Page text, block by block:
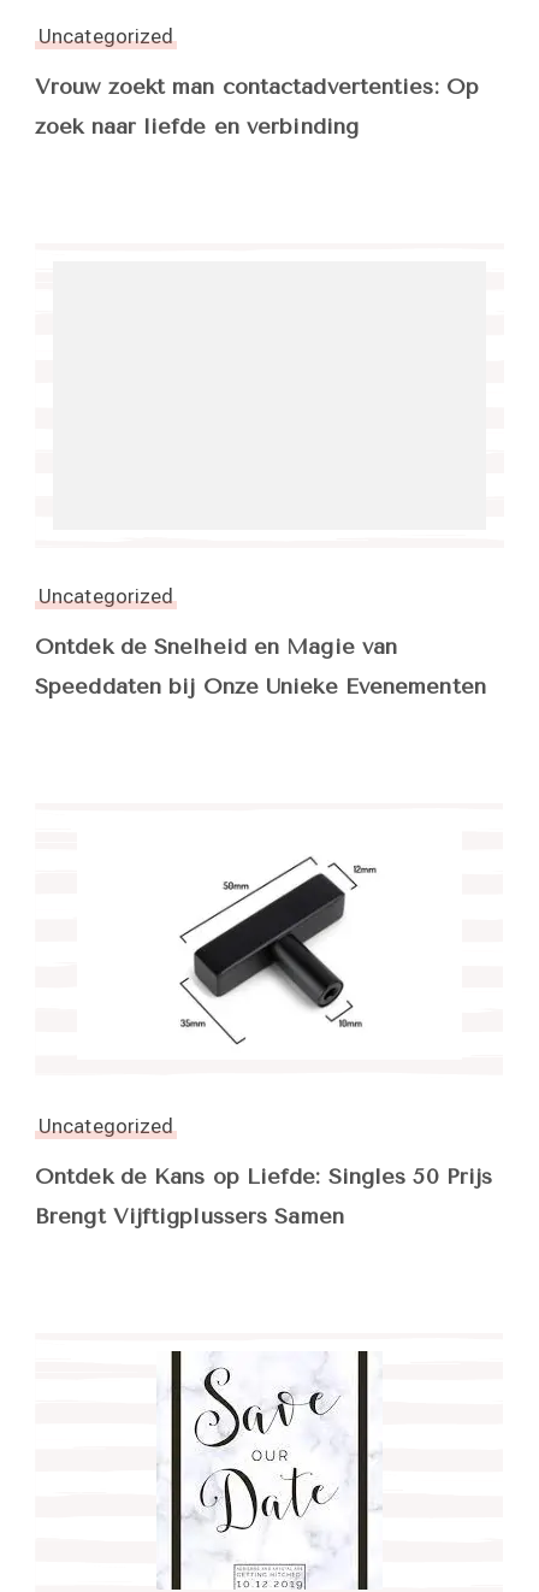
Uncategorized
Vrouw zoekt man contactadvertenties: Op
zoek naar liefde en verbinding
Uncategorized
Ontdek de Snelheid en Magie van
Speeddaten bij Onze Unieke Evenementen
Uncategorized
Ontdek de Kans op Liefde: Singles 50 Prijs
Brengt Vijftigplussers Samen